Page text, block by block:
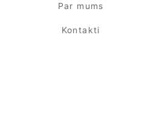
Par mums
Kontakti